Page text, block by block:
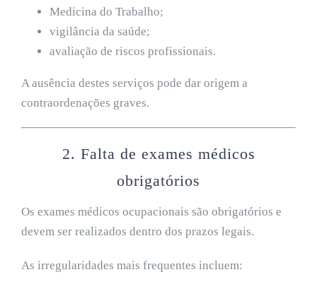
Medicina do Trabalho;
vigilância da saúde;
avaliação de riscos profissionais.
A ausência destes serviços pode dar origem a
contraordenações graves.
2. Falta de exames médicos
obrigatórios
Os exames médicos ocupacionais são obrigatórios e
devem ser realizados dentro dos prazos legais.
As irregularidades mais frequentes incluem: